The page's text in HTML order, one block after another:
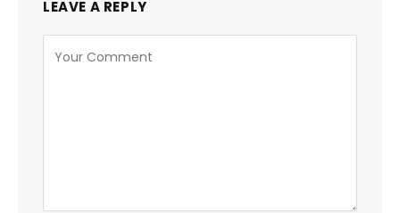
LEAVE A REPLY